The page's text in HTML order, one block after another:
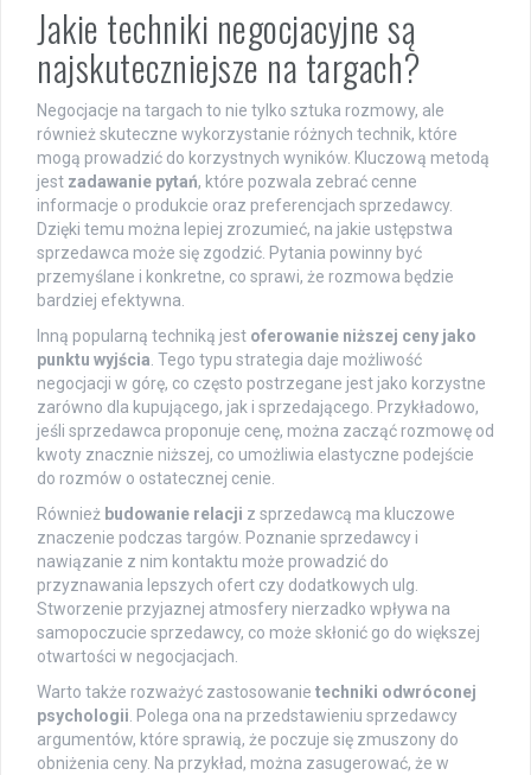
Jakie techniki negocjacyjne są
najskuteczniejsze na targach?
Negocjacje na targach to nie tylko sztuka rozmowy, ale
również skuteczne wykorzystanie różnych technik, które
mogą prowadzić do korzystnych wyników. Kluczową metodą
jest zadawanie pytań, które pozwala zebrać cenne
informacje o produkcie oraz preferencjach sprzedawcy.
Dzięki temu można lepiej zrozumieć, na jakie ustępstwa
sprzedawca może się zgodzić. Pytania powinny być
przemyślane i konkretne, co sprawi, że rozmowa będzie
bardziej efektywna.
Inną popularną techniką jest oferowanie niższej ceny jako
punktu wyjścia. Tego typu strategia daje możliwość
negocjacji w górę, co często postrzegane jest jako korzystne
zarówno dla kupującego, jak i sprzedającego. Przykładowo,
jeśli sprzedawca proponuje cenę, można zacząć rozmowę od
kwoty znacznie niższej, co umożliwia elastyczne podejście
do rozmów o ostatecznej cenie.
Również budowanie relacji z sprzedawcą ma kluczowe
znaczenie podczas targów. Poznanie sprzedawcy i
nawiązanie z nim kontaktu może prowadzić do
przyznawania lepszych ofert czy dodatkowych ulg.
Stworzenie przyjaznej atmosfery nierzadko wpływa na
samopoczucie sprzedawcy, co może skłonić go do większej
otwartości w negocjacjach.
Warto także rozważyć zastosowanie techniki odwróconej
psychologii. Polega ona na przedstawieniu sprzedawcy
argumentów, które sprawią, że poczuje się zmuszony do
obniżenia ceny. Na przykład, można zasugerować, że w